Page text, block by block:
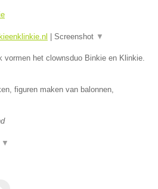
Screenshot ▼
vormen het clownsduo Binkie en Klinkie.
figuren maken van balonnen,
▼